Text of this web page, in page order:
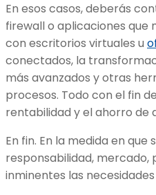
En esos casos, deberás
firewall o aplicaciones que
con escritorios virtuales u
conectados, la
más avanzados y otras
procesos. Todo con el fin
rentabilidad y el ahorro de
En fin. En la medida en
responsabilidad, mercado,
inminentes las